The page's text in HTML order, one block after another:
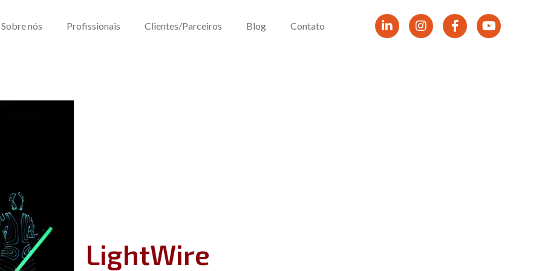
Sobre nós Profissionais Clientes/Parceiros Blog Contato
LightWire